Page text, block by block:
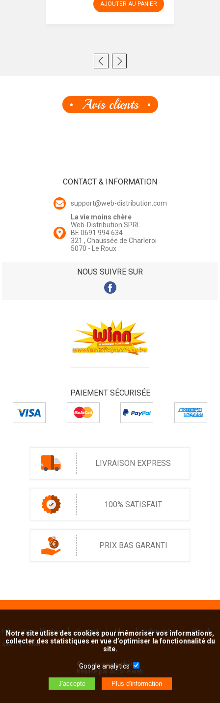
AJOUTER AU PANIER
Avis clients
CONTACT & INFORMATION
support@web-distribution.com
La vie moins chère
Web-Distribution SPRL
BE 0691 994 634
321 , Chaussée de Charleroi
5070 - Le Roux
NOUS SUIVRE SUR
PAIEMENT SÉCURISÉE
LIVRAISON EXPRESS
100% SATISFAIT
PRIX BAS GARANTI
Informations légales Contact Blog Infos utiles
Plan du
site
Lien
© La vie moins chère
Réalisé par Actorielweb
Notre site utlise des cookies pour mémoriser vos informations,
collecter des statistiques en vue d’optimiser la fonctionnalité du
site.
Google analytics